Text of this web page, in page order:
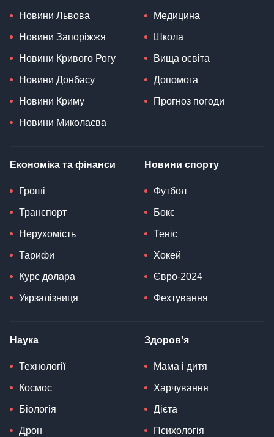
Новини Львова
Новини Запоріжжя
Новини Кривого Рогу
Новини Донбасу
Новини Криму
Новини Миколаєва
Медицина
Школа
Вища освіта
Допомога
Прогноз погоди
Економіка та фінанси
Гроші
Транспорт
Нерухомість
Тарифи
Курс долара
Укрзалізниця
Новини спорту
Футбол
Бокс
Теніс
Хокей
Євро-2024
Фехтування
Наука
Технології
Космос
Біологія
Дрон
Здоров'я
Мама і дитя
Харчування
Дієта
Психологія